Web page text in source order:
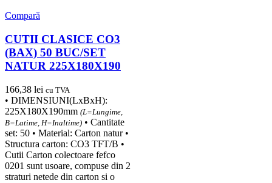
Compară
CUTII CLASICE CO3
(BAX) 50 BUC/SET
NATUR 225X180X190
166,38 lei cu TVA
• DIMENSIUNI(LxBxH):
225X180X190mm (L=Lungime,
B=Latime, H=Inaltime) • Cantitate
set: 50 • Material: Carton natur •
Structura carton: CO3 TFT/B •
Cutii Carton colectoare fefco
0201 sunt usoare, compuse din 2
straturi netede din carton si o